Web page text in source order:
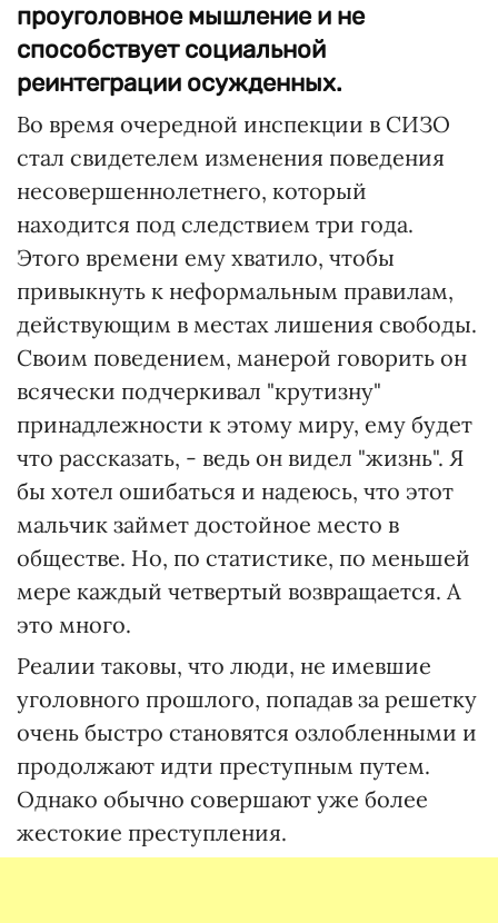
проуголовное мышление и не
способствует социальной
реинтеграции осужденных.
Во время очередной инспекции в СИЗО
стал свидетелем изменения поведения
несовершеннолетнего, который
находится под следствием три года.
Этого времени ему хватило, чтобы
привыкнуть к неформальным правилам,
действующим в местах лишения свободы.
Своим поведением, манерой говорить он
всячески подчеркивал "крутизну"
принадлежности к этому миру, ему будет
что рассказать, - ведь он видел "жизнь". Я
бы хотел ошибаться и надеюсь, что этот
мальчик займет достойное место в
обществе. Но, по статистике, по меньшей
мере каждый четвертый возвращается. А
это много.
Реалии таковы, что люди, не имевшие
уголовного прошлого, попадав за решетку
очень быстро становятся озлобленными и
продолжают идти преступным путем.
Однако обычно совершают уже более
жестокие преступления.